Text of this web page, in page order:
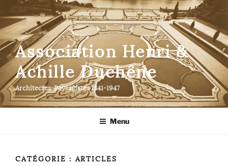
au
contenu
principalAssociation Henri &
Achille Duchêne
Architectes-Paysagistes 1841-1947
Menu
CATÉGORIE : ARTICLES